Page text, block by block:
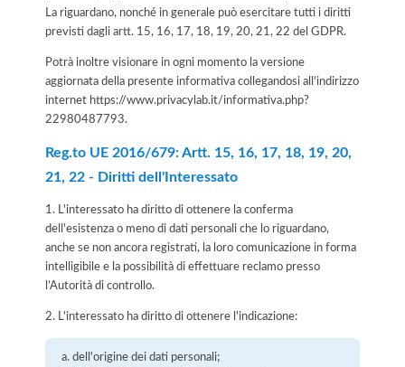
La riguardano, nonché in generale può esercitare tutti i diritti
previsti dagli artt. 15, 16, 17, 18, 19, 20, 21, 22 del GDPR.
Potrà inoltre visionare in ogni momento la versione
aggiornata della presente informativa collegandosi all'indirizzo
internet https://www.privacylab.it/informativa.php?
22980487793.
Reg.to UE 2016/679: Artt. 15, 16, 17, 18, 19, 20,
21, 22 - Diritti dell'Interessato
1. L'interessato ha diritto di ottenere la conferma
dell'esistenza o meno di dati personali che lo riguardano,
anche se non ancora registrati, la loro comunicazione in forma
intelligibile e la possibilità di effettuare reclamo presso
l’Autorità di controllo.
2. L'interessato ha diritto di ottenere l'indicazione:
dell'origine dei dati personali;